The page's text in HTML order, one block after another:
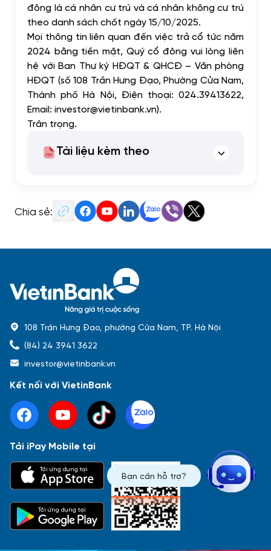
Báo cáo tài chính Thông tin giao dịch
Công bố thông tin Sự kiện
đông là cá nhân cư trú và cá nhân không cư trú
theo danh sách chốt ngày 15/10/2025.
Mọi thông tin liên quan đến việc trả cổ tức năm
2024 bằng tiền mặt, Quý cổ đông vui lòng liên
hệ với Ban Thư ký HĐQT & QHCĐ – Văn phòng
HĐQT (số 108 Trần Hưng Đạo, Phường Cửa Nam,
Thành phố Hà Nội, Điện thoại: 024.39413622,
Email: investor@vietinbank.vn).
Trân trọng.
Tài liệu kèm theo
Chia sẻ:
Bạn cần hỗ trợ?
108 Trần Hưng Đạo, phường Cửa Nam, TP. Hà Nội
(84) 24 3941 3622
investor@vietinbank.vn
Kết nối với VietinBank
Tải iPay Mobile tại
Tải ứng dụng tại
Tải ứng dụng tại